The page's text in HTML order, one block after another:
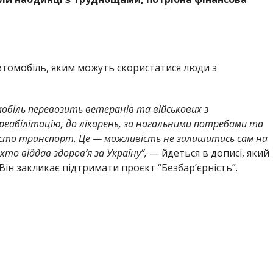
яким можуть скористатися люди з
перевозить ветеранів та військових з
до лікарень, за нагальними потребами та
транспорт. Це — можливість не залишитись сам на
віддав здоров’я за Україну”, — йдеться в дописі, який
закликає підтримати проєкт “Безбар’єрність”.